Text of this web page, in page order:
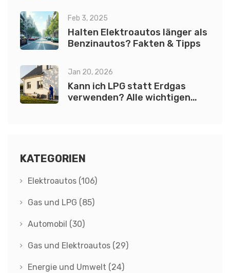
Feb 3, 2025
Halten Elektroautos länger als
Benzinautos? Fakten & Tipps
Jan 20, 2026
Kann ich LPG statt Erdgas
verwenden? Alle wichtigen
KATEGORIEN
Elektroautos (106)
Gas und LPG (85)
Automobil (30)
Gas und Elektroautos (29)
Energie und Umwelt (24)